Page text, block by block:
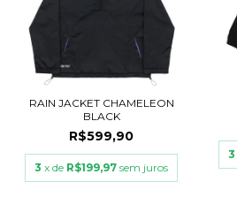
RAIN JACKET CHAMELEON
BLACK
R$599,90
3 x de R$199,97 sem juros
3